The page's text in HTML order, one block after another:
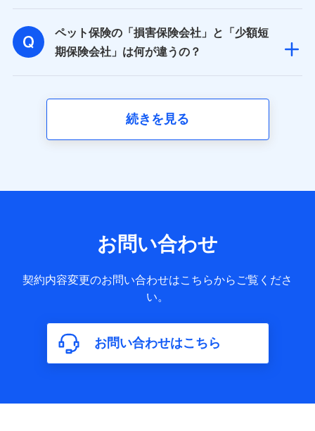
として、dポイントカード番号、性別、年齢、家族構成、住
利用情報
当社又は株式会社NTTドコモが提供する各種サービスなどの
ご契約・ご利用などに関する情報。例として、当社又は株式
会社NTTドコモが提供する各種サービスのご契約状態・ご利
ーション利用時の行動に関する情報、購入されたサービスや
商品の名称・購入場所・決済に関する情報、アンケートの回
答に関する情報などが含まれます。
保険関連サービス情報
た情報（氏名、住所、生年月日、性別、保険契約者と被保険
の構造や築年数などの情報、ペットの種類や年齢など）及び
お客様との応対記録 （お客様に提示した比較見積の試算結
歴の情報及び保険の更改案内等を提供した際のメール内容や
送信履歴などの情報）が含まれます。
約に関する情報。例として、保険契約者及び被保険者の氏
名、住所、生年月日、性別、保険契約者と被保険者の関係、
保険加入の目的、保険商品の内容、保険料、保険料のお支払
方法、車のメーカーや走行距離などの情報、建物の構造や築
ペット保険の「損害保険会社」と「少額短
期保険会社」は何が違うの？
続きを見る
お問い合わせ
契約内容変更のお問い合わせはこちらからご覧くださ
い。
お問い合わせはこちら